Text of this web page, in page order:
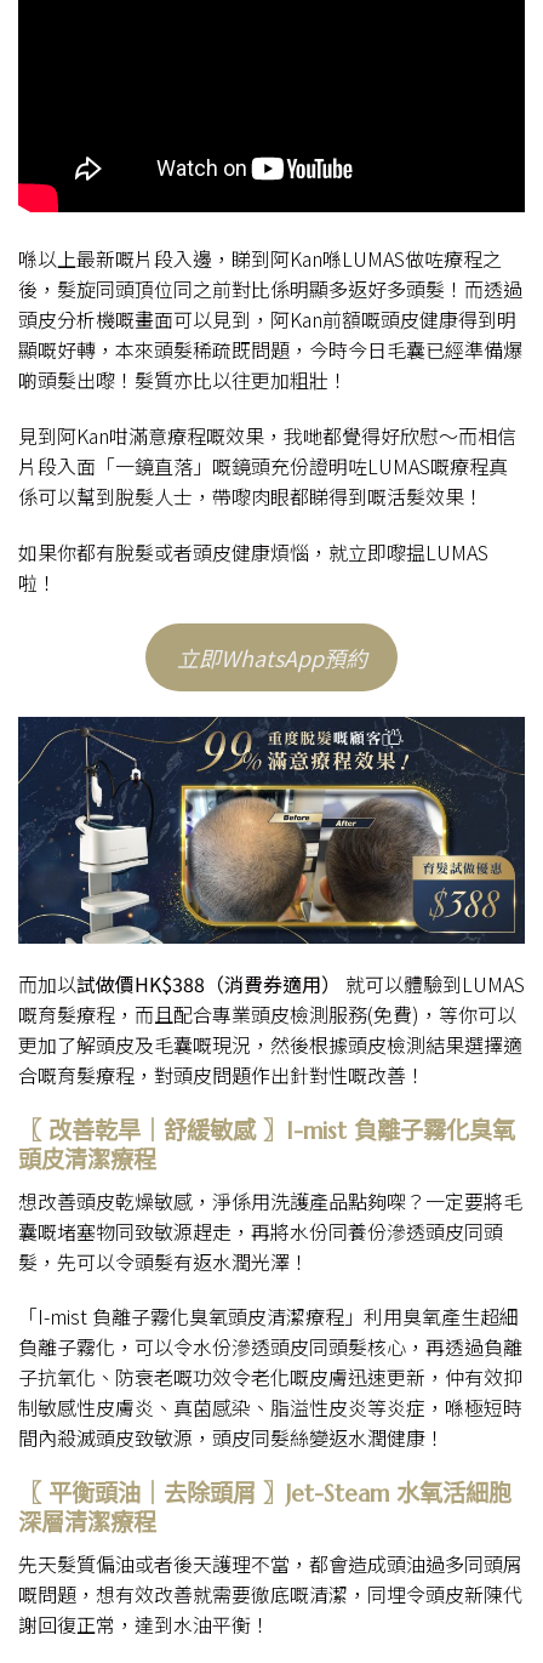
喺以上最新嘅片段入邊，睇到阿Kan喺LUMAS做咗療程之
後，髮旋同頭頂位同之前對比係明顯多返好多頭髮！而透過
頭皮分析機嘅畫面可以見到，阿Kan前額嘅頭皮健康得到明
顯嘅好轉，本來頭髮稀疏既問題，今時今日毛囊已經準備爆
啲頭髮出嚟！髮質亦比以往更加粗壯！
見到阿Kan咁滿意療程嘅效果，我哋都覺得好欣慰～而相信
片段入面「一鏡直落」嘅鏡頭充份證明咗LUMAS嘅療程真
係可以幫到脫髮人士，帶嚟肉眼都睇得到嘅活髮效果！
如果你都有脫髮或者頭皮健康煩惱，就立即嚟揾LUMAS
啦！
立即WhatsApp預約
而加以試做價HK$388（消費券適用）
就可以體驗到LUMAS
嘅育髮療程，而且配合專業頭皮檢測服務(免費)，等你可以
更加了解頭皮及毛囊嘅現況，然後根據頭皮檢測結果選擇適
合嘅育髮療程，對頭皮問題作出針對性嘅改善！
〖 改善乾旱｜舒緩敏感 〗I-mist 負離子霧化臭氧
頭皮清潔療程
想改善頭皮乾燥敏感，淨係用洗護產品點夠㗎？一定要將毛
囊嘅堵塞物同致敏源趕走，再將水份同養份滲透頭皮同頭
髮，先可以令頭髮有返水潤光澤！
「I-mist 負離子霧化臭氧頭皮清潔療程」利用臭氧產生超細
負離子霧化，可以令水份滲透頭皮同頭髮核心，再透過負離
子抗氧化、防衰老嘅功效令老化嘅皮膚迅速更新，仲有效抑
制敏感性皮膚炎、真菌感染、脂溢性皮炎等炎症，喺極短時
間內殺滅頭皮致敏源，頭皮同髮絲變返水潤健康！
〖 平衡頭油｜去除頭屑 〗Jet-Steam 水氧活細胞
深層清潔療程
先天髮質偏油或者後天護理不當，都會造成頭油過多同頭屑
嘅問題，想有效改善就需要徹底嘅清潔，同埋令頭皮新陳代
謝回復正常，達到水油平衡！